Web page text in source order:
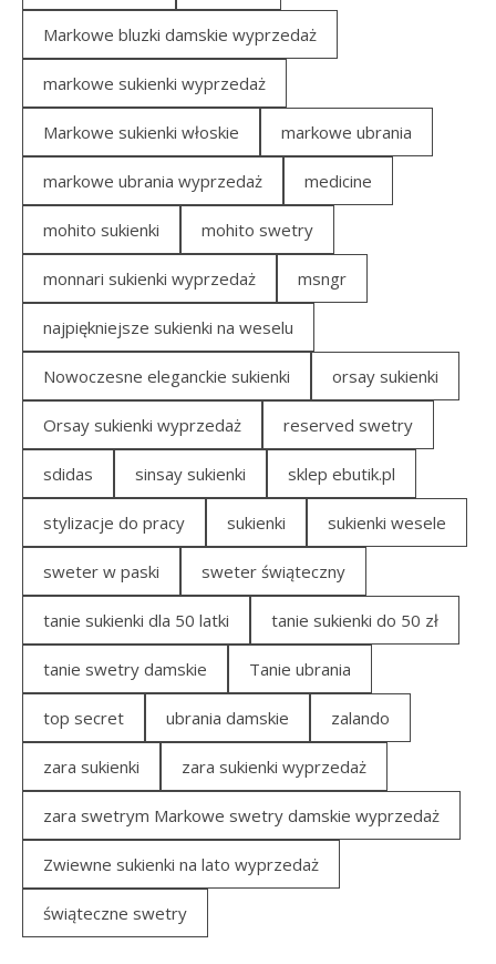
Markowe bluzki damskie wyprzedaż
markowe sukienki wyprzedaż
Markowe sukienki włoskie markowe ubrania
markowe ubrania wyprzedaż medicine
mohito sukienki mohito swetry
monnari sukienki wyprzedaż msngr
najpiękniejsze sukienki na weselu
Nowoczesne eleganckie sukienki orsay sukienki
Orsay sukienki wyprzedaż reserved swetry
sdidas sinsay sukienki sklep ebutik.pl
stylizacje do pracy sukienki sukienki wesele
sweter w paski sweter świąteczny
tanie sukienki dla 50 latki tanie sukienki do 50 zł
tanie swetry damskie Tanie ubrania
top secret ubrania damskie zalando
zara sukienki zara sukienki wyprzedaż
zara swetrym Markowe swetry damskie wyprzedaż
Zwiewne sukienki na lato wyprzedaż
świąteczne swetry